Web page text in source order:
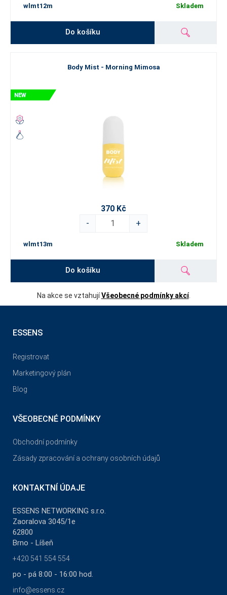
wlmt12m Skladem
Do košíku
Body Mist - Morning Mimosa
370 Kč
-
+
wlmt13m Skladem
Do košíku
Na akce se vztahujíVšeobecné podmínky akcí.
ESSENS
Registrovat
Marketingový plán
Blog
VŠEOBECNÉ PODMÍNKY
Obchodní podmínky
Zásady zpracování a ochrany osobních údajů
KONTAKTNÍ ÚDAJE
ESSENS NETWORKING s.r.o.
Zaoralova 3045/1e
62800
Brno - Líšeň
+420 541 554 554
po - pá 8:00 - 16:00 hod.
info@essens.cz